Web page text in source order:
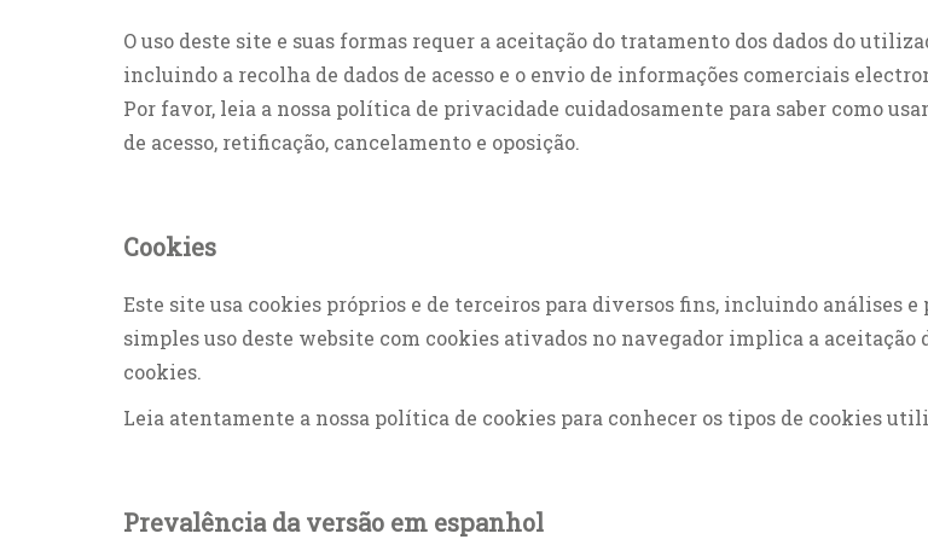
O uso deste site e suas formas requer a aceitação do tratamento dos dados do
incluindo a recolha de dados de acesso e o envio de informações comerciais
Por favor, leia a nossa política de privacidade cuidadosamente para saber como
de acesso, retificação, cancelamento e oposição.
Cookies
Este site usa cookies próprios e de terceiros para diversos fins, incluindo análises
simples uso deste website com cookies ativados no navegador implica a aceitação
cookies.
Leia atentamente a nossa política de cookies para conhecer os tipos de cookies
Prevalência da versão em espanhol